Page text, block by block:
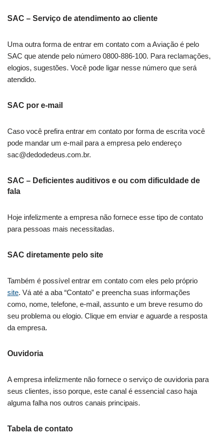
SAC – Serviço de atendimento ao cliente
Uma outra forma de entrar em contato com a Aviação é pelo
SAC que atende pelo número 0800-886-100. Para reclamações,
elogios, sugestões. Você pode ligar nesse número que será
atendido.
SAC por e-mail
Caso você prefira entrar em contato por forma de escrita você
pode mandar um e-mail para a empresa pelo endereço
sac@dedodedeus.com.br.
SAC – Deficientes auditivos e ou com dificuldade de
fala
Hoje infelizmente a empresa não fornece esse tipo de contato
para pessoas mais necessitadas.
SAC diretamente pelo site
Também é possível entrar em contato com eles pelo próprio
site. Vá até a aba “Contato” e preencha suas informações
como, nome, telefone, e-mail, assunto e um breve resumo do
seu problema ou elogio. Clique em enviar e aguarde a resposta
da empresa.
Ouvidoria
A empresa infelizmente não fornece o serviço de ouvidoria para
seus clientes, isso porque, este canal é essencial caso haja
alguma falha nos outros canais principais.
Tabela de contato